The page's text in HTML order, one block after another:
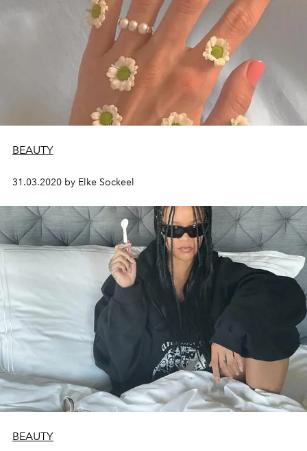
BEAUTY
31.03.2020 by Elke Sockeel
BEAUTY